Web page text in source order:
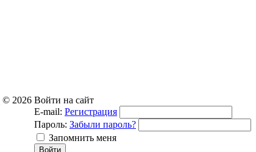
Войти на сайт
E-mail: Регистрация
Пароль: Забыли пароль?
Запомнить меня
© 2026